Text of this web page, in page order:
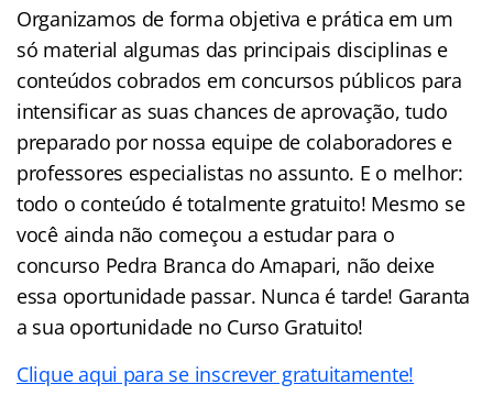
Organizamos de forma objetiva e prática em um
só material algumas das principais disciplinas e
conteúdos cobrados em concursos públicos para
intensificar as suas chances de aprovação, tudo
preparado por nossa equipe de colaboradores e
professores especialistas no assunto. E o melhor:
todo o conteúdo é totalmente gratuito! Mesmo se
você ainda não começou a estudar para o
concurso Pedra Branca do Amapari, não deixe
essa oportunidade passar. Nunca é tarde! Garanta
a sua oportunidade no Curso Gratuito!
Clique aqui para se inscrever gratuitamente!